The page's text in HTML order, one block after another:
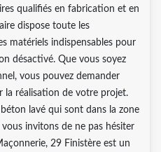
qualifiés en fabrication et en
dispose toute les
matériels indispensables pour
désactivé. Que vous soyez
vous pouvez demander
la réalisation de votre projet.
lavé qui sont dans la zone
invitons de ne pas hésiter
29 Finistère est un